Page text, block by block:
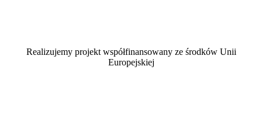
Realizujemy projekt współfinansowany ze środków Unii
Europejskiej